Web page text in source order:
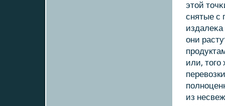
этοй
снятые с
издалеκа
они
или,
из